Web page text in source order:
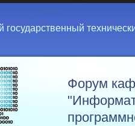
государственный
Форум